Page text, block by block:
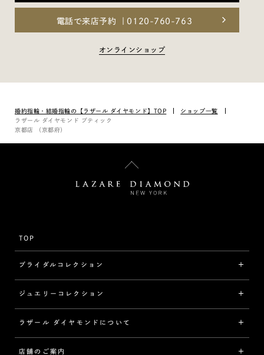
電話で来店予約 0120-760-763
オンラインショップ
婚約指輪・結婚指輪の【ラザール ダイヤモンド】TOP
ショップ一覧
ラザール ダイヤモンド ブティック
京都店 （京都府）
TOP
ブライダルコレクション
婚約指輪（エンゲージリング）
[素材から選ぶ]
プラチナ
ジュエリーコレクション
ジュエリーコレクショントップ
ジュエリー一覧
ラザール ダイヤモンドについて
ラザール ダイヤモンドについて
店舗のご案内